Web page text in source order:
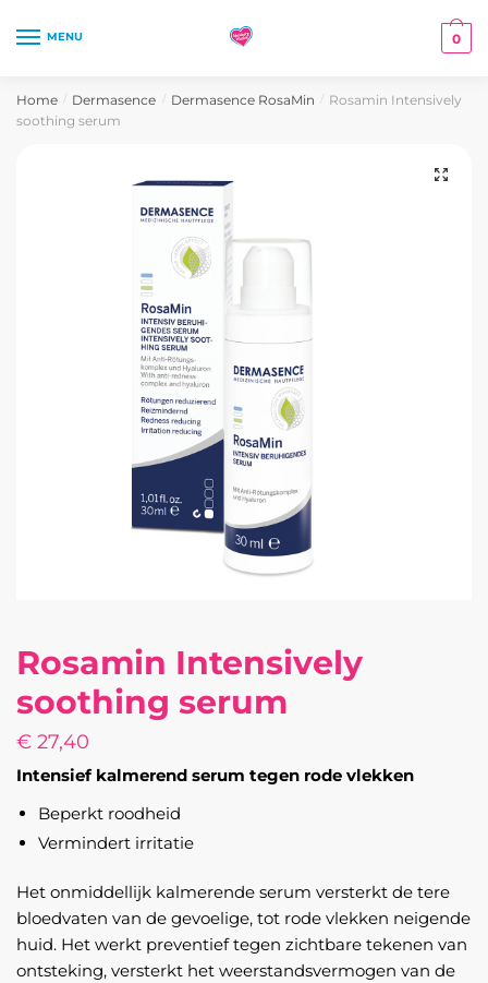
MENU 0
Home Dermasence Dermasence RosaMin
Rosamin Intensively
soothing serum
Rosamin Intensively
soothing serum
€ 27,40
Intensief kalmerend serum tegen rode vlekken
Beperkt roodheid
Vermindert irritatie
Het onmiddellijk kalmerende serum versterkt de tere
bloedvaten van de gevoelige, tot rode vlekken neigende
huid. Het werkt preventief tegen zichtbare tekenen van
ontsteking, versterkt het weerstandsvermogen van de